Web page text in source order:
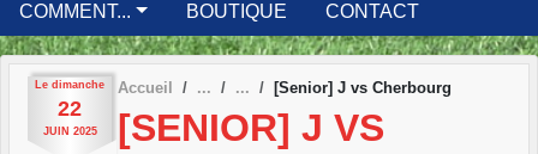
COMMENT... BOUTIQUE CONTACT
Le dimanche
22
JUIN 2025
Accueil [Senior] J vs Cherbourg
[SENIOR] J VS